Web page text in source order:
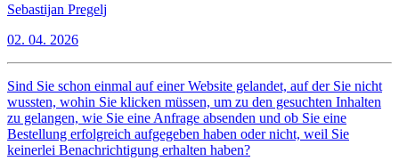
Sebastijan Pregelj
02. 04. 2026
Sind Sie schon einmal auf einer Website gelandet, auf der Sie nicht
wussten, wohin Sie klicken müssen, um zu den gesuchten Inhalten
zu gelangen, wie Sie eine Anfrage absenden und ob Sie eine
Bestellung erfolgreich aufgegeben haben oder nicht, weil Sie
keinerlei Benachrichtigung erhalten haben?